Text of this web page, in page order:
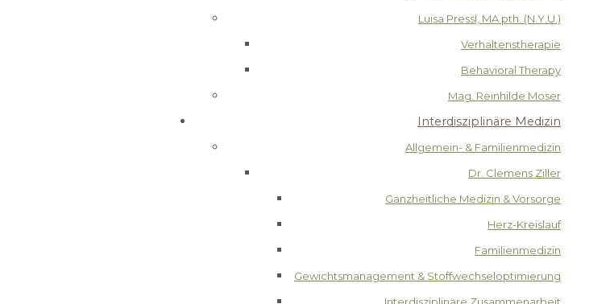
Luisa Pressl, MA pth. (N.Y.U.)
Verhaltenstherapie
Behavioral Therapy
Mag. Reinhilde Moser
Interdisziplinäre Medizin
Allgemein- & Familienmedizin
Dr. Clemens Ziller
Ganzheitliche Medizin & Vorsorge
Herz-Kreislauf
Familienmedizin
Gewichtsmanagement & Stoffwechseloptimierung